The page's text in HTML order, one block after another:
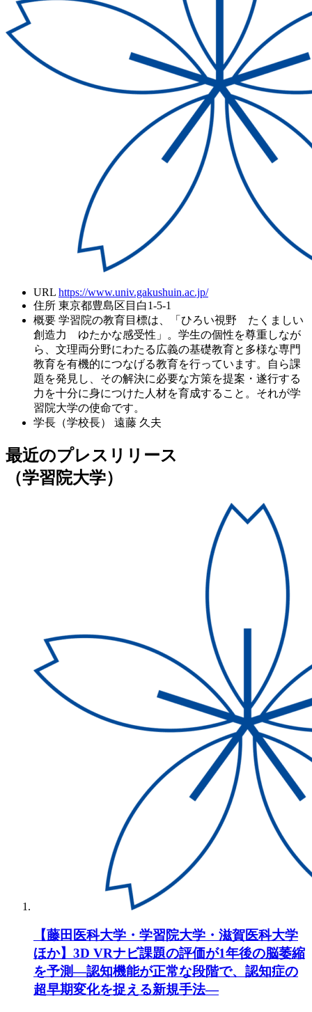
URL https://www.univ.gakushuin.ac.jp/
住所 東京都豊島区目白1-5-1
概要 学習院の教育目標は、「ひろい視野 たくましい
創造力 ゆたかな感受性」。学生の個性を尊重しなが
ら、文理両分野にわたる広義の基礎教育と多様な専門
教育を有機的につなげる教育を行っています。自ら課
題を発見し、その解決に必要な方策を提案・遂行する
力を十分に身につけた人材を育成すること。それが学
習院大学の使命です。
学長（学校長）
遠藤 久夫
最近のプレスリリース
（学習院大学）
【藤田医科大学・学習院大学・滋賀医科大学
ほか】3D VRナビ課題の評価が1年後の脳萎縮
を予測―認知機能が正常な段階で、認知症の
超早期変化を捉える新規手法―